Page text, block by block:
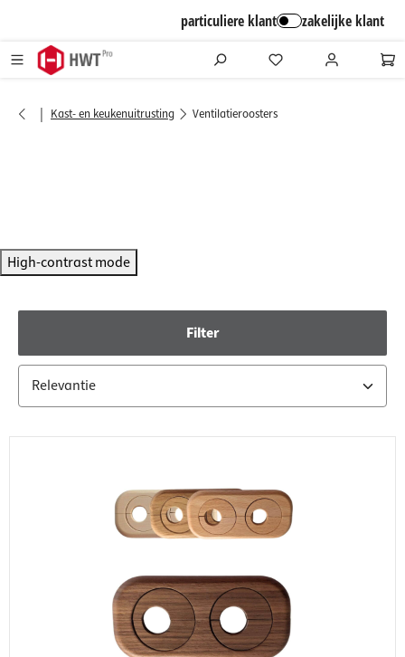
particuliere klant zakelijke klant
| Kast- en keukenuitrusting Ventilatieroosters
High-contrast mode
Filter